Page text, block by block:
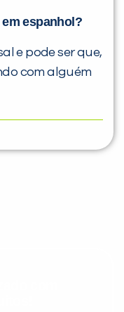
espanhol?
e pode ser que,
com alguém